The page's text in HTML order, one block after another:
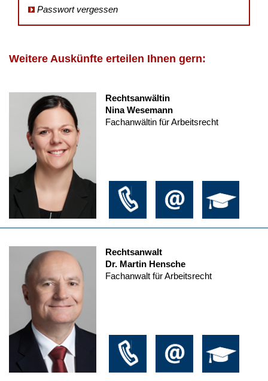
Passwort vergessen
Weitere Auskünfte erteilen Ihnen gern:
Rechtsanwältin
Nina Wesemann
Fachanwältin für Arbeitsrecht
Rechtsanwalt
Dr. Martin Hensche
Fachanwalt für Arbeitsrecht